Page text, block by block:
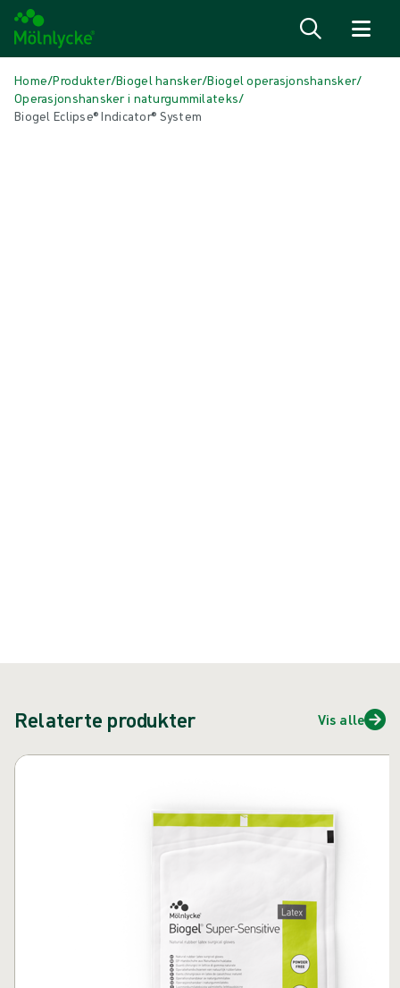
Home/Produkter/Biogel hansker/Biogel operasjonshansker/
Operasjonshansker i naturgummilateks/
Biogel Eclipse® Indicator® System
Relaterte produkter Vis alle